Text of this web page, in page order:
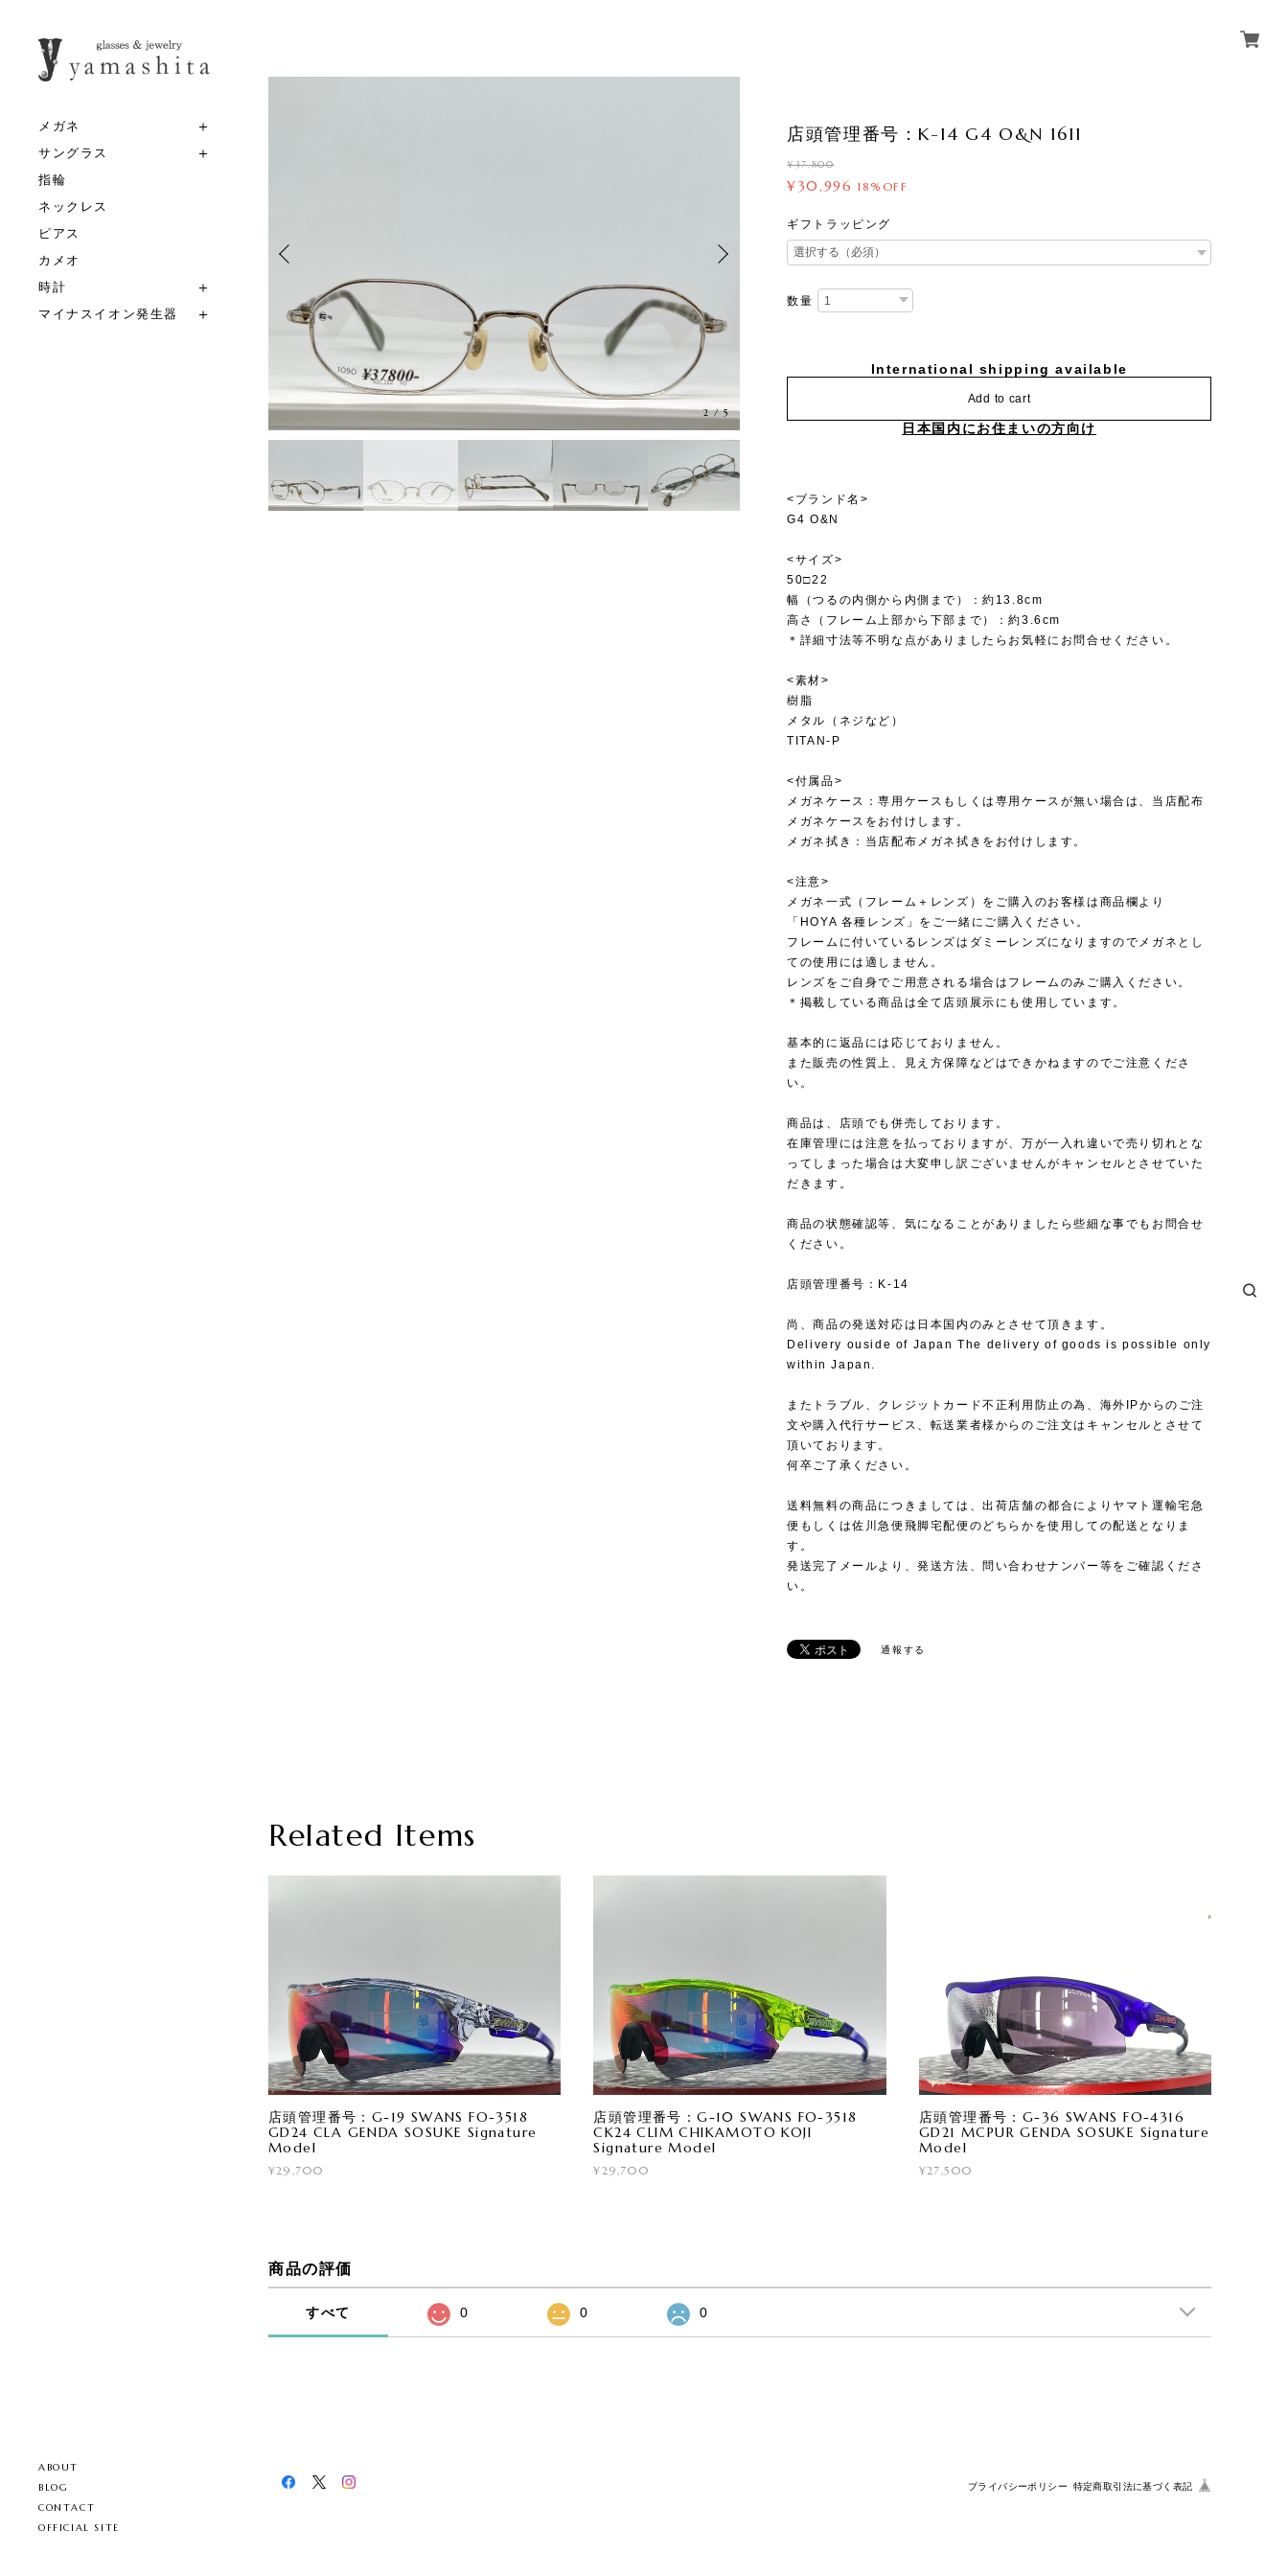
メガネ
サングラス
指輪
ネックレス
ピアス
カメオ
時計
マイナスイオン発生器
ABOUT
BLOG
CONTACT
OFFICIAL SITE
3/5
店頭管理番号：K-14 G4 O&N 1611
¥37,800
¥30,996 18%OFF
ギフトラッピング
数量
International shipping available
Add to cart
日本国内にお住まいの方向け
<ブランド名>
G4 O&N
<サイズ>
50□22
幅（つるの内側から内側まで）：約13.8cm
高さ（フレーム上部から下部まで）：約3.6cm
＊詳細寸法等不明な点がありましたらお気軽にお問合せください。
<素材>
樹脂
メタル（ネジなど）
TITAN-P
<付属品>
メガネケース：専用ケースもしくは専用ケースが無い場合は、当店配布
メガネケースをお付けします。
メガネ拭き：当店配布メガネ拭きをお付けします。
<注意>
メガネ一式（フレーム＋レンズ）をご購入のお客様は商品欄より
「HOYA 各種レンズ」をご一緒にご購入ください。
フレームに付いているレンズはダミーレンズになりますのでメガネとし
ての使用には適しません。
レンズをご自身でご用意される場合はフレームのみご購入ください。
＊掲載している商品は全て店頭展示にも使用しています。
基本的に返品には応じておりません。
また販売の性質上、見え方保障などはできかねますのでご注意くださ
い。
商品は、店頭でも併売しております。
在庫管理には注意を払っておりますが、万が一入れ違いで売り切れとな
ってしまった場合は大変申し訳ございませんがキャンセルとさせていた
だきます。
商品の状態確認等、気になることがありましたら些細な事でもお問合せ
ください。
店頭管理番号：K-14
尚、商品の発送対応は日本国内のみとさせて頂きます。
Delivery ouside of Japan The delivery of goods is possible only
within Japan.
またトラブル、クレジットカード不正利用防止の為、海外IPからのご注
文や購入代行サービス、転送業者様からのご注文はキャンセルとさせて
頂いております。
何卒ご了承ください。
送料無料の商品につきましては、出荷店舗の都合によりヤマト運輸宅急
便もしくは佐川急便飛脚宅配便のどちらかを使用しての配送となりま
す。
発送完了メールより、発送方法、問い合わせナンバー等をご確認くださ
い。
通報する
Related Items
店頭管理番号：G-19 SWANS FO-3518
GD24 CLA GENDA SOSUKE Signature
Model
¥29,700
店頭管理番号：G-10 SWANS FO-3518
CK24 CLIM CHIKAMOTO KOJI
Signature Model
¥29,700
店頭管理番号：G-36 SWANS FO-4316
GD21 MCPUR GENDA SOSUKE Signature
Model
¥27,500
商品の評価
すべて 0 0 0
プライバシーポリシー 特定商取引法に基づく表記